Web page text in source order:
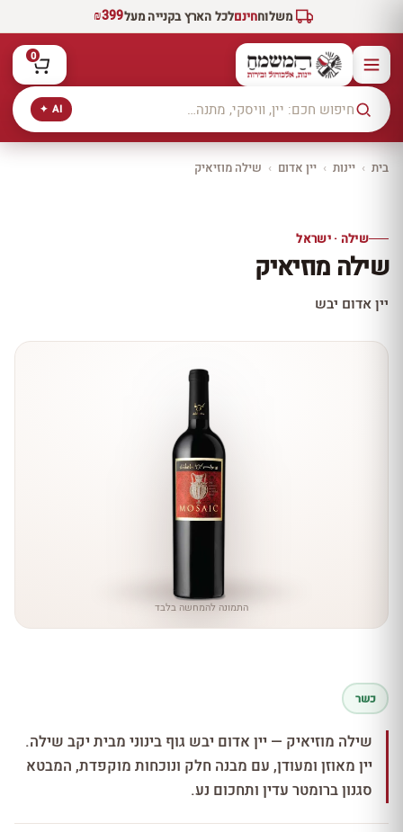
משלוחחינםלכל הארץ בקנייה מעל₪399
AI ✦
0
בית › יינות › יין אדום › שילה מוזיאיק
10% הנחה
עכשיו ב-10% הנחה
שילה · ישראל
שילה מוזיאיק
יין אדום יבש
התמונה להמחשה בלבד
כשר
שילה מוזיאיק — יין אדום יבש גוף בינוני מבית יקב שילה.
יין מאוזן ומעודן, עם מבנה חלק ונוכחות מוקפדת, המבטא
סגנון ברומטר עדין ותחכום נע.